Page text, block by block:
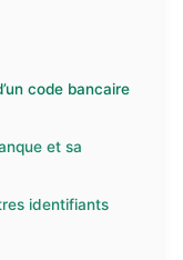
code bancaire
et sa
identifiants